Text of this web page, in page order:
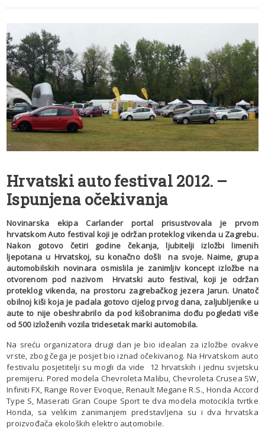
Hrvatski auto festival 2012. –
Ispunjena očekivanja
Novinarska ekipa Carlander portal prisustvovala je prvom
hrvatskom Auto festival koji je održan proteklog vikenda u Zagrebu.
Nakon gotovo četiri godine čekanja, ljubitelji izložbi limenih
ljepotana u Hrvatskoj, su konačno došli na svoje. Naime, grupa
automobilskih novinara osmislila je zanimljiv koncept izložbe na
otvorenom pod nazivom Hrvatski auto festival, koji je održan
proteklog vikenda, na prostoru zagrebačkog jezera Jarun. Unatoč
obilnoj kiši koja je padala gotovo cijelog prvog dana, zaljubljenike u
aute to nije obeshrabrilo da pod kišobranima dođu pogledati više
od 500 izloženih vozila tridesetak marki automobila.
Na sreću organizatora drugi dan je bio idealan za izložbe ovakve
vrste, zbog čega je posjet bio iznad očekivanog. Na Hrvatskom auto
festivalu posjetitelji su mogli da vide 12 hrvatskih i jednu svjetsku
premijeru. Pored modela Chevroleta Malibu, Chevroleta Crusea SW,
Infiniti FX, Range Rover Evoque, Renault Megane R.S., Honda Accord
Type S, Maserati Gran Coupe Sport te dva modela motocikla tvrtke
Honda, sa velikim zanimanjem predstavljena su i dva hrvatska
proizvođača ekoloških elektro automobile.